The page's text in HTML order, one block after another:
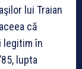
lui Traian
că
legitim în
lupta